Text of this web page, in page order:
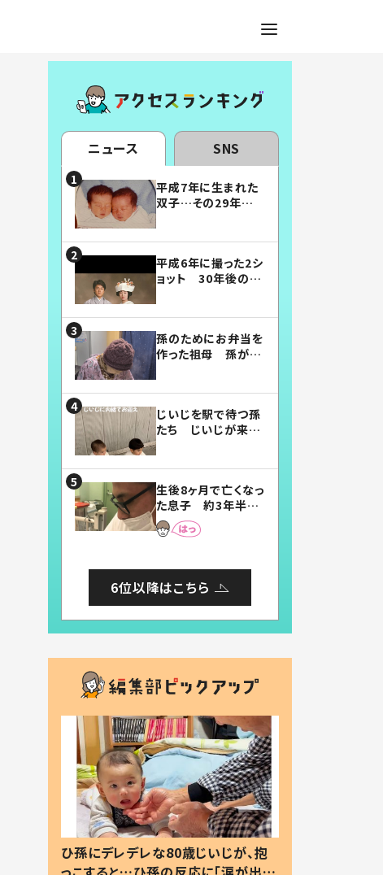
ニュース SNS
平成7年に生まれた
双子…その29年後
平成6年に撮った2シ
ョット 30年後の姿
孫のためにお弁当を
作った祖母 孫が絶
じいじを駅で待つ孫
たち じいじが来た
まらない」「幸せにな
れる」
生後8ヶ月で亡くなっ
た息子 約3年半
後、当時の妻の日記
に書いてあった本音
6位以降はこちら
ひ孫にデレデレな80歳じいじが、抱